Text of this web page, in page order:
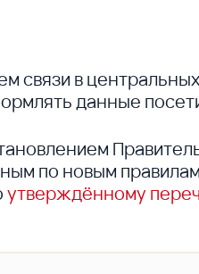
связи в
данные
по новым
утверждённому